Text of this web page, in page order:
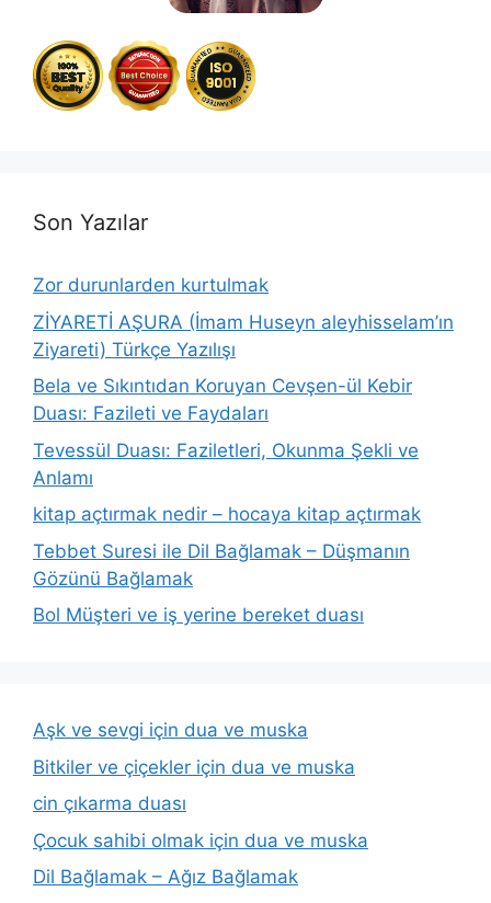
Son Yazılar
Zor durunlarden kurtulmak
ZİYARETİ AŞURA (İmam Huseyn aleyhisselam’ın
Ziyareti) Türkçe Yazılışı
Bela ve Sıkıntıdan Koruyan Cevşen-ül Kebir
Duası: Fazileti ve Faydaları
Tevessül Duası: Faziletleri, Okunma Şekli ve
Anlamı
kitap açtırmak nedir – hocaya kitap açtırmak
Tebbet Suresi ile Dil Bağlamak – Düşmanın
Gözünü Bağlamak
Bol Müşteri ve iş yerine bereket duası
Aşk ve sevgi için dua ve muska
Bitkiler ve çiçekler için dua ve muska
cin çıkarma duası
Çocuk sahibi olmak için dua ve muska
Dil Bağlamak – Ağız Bağlamak